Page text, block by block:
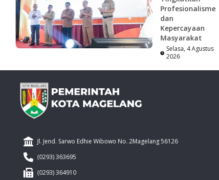
Profesionalisme
dan
Kepercayaan
Masyarakat
Selasa, 4 Agustus
2026
Jl. Jend. Sarwo Edhie Wibowo No. 2Magelang 56126
(0293) 363695
(0293) 364910